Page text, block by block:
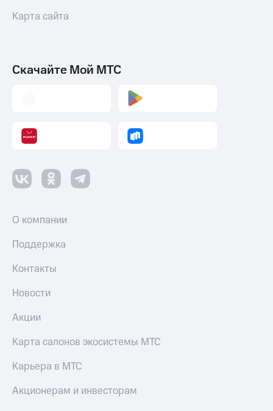
Карта сайта
Скачайте Мой МТС
О компании
Поддержка
Контакты
Новости
Акции
Карта салонов экосистемы МТС
Карьера в МТС
Акционерам и инвесторам